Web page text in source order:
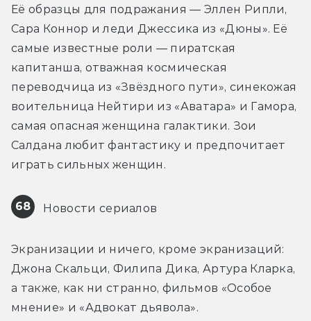
Её образцы для подражания — Эллен Рипли,
Сара Коннор и леди Джессика из «Дюны». Её
самые известные роли — пиратская
капитанша, отважная космическая
переводчица из «Звёздного пути», синекожая
воительница Нейтири из «Аватара» и Гамора,
самая опасная женщина галактики. Зои
Салдана любит фантастику и предпочитает
играть сильных женщин.
68 Новости сериалов
Экранизации и ничего, кроме экранизаций:
Джона Скальци, Филипа Дика, Артура Кларка,
а также, как ни странно, фильмов «Особое
мнение» и «Адвокат дьявола».